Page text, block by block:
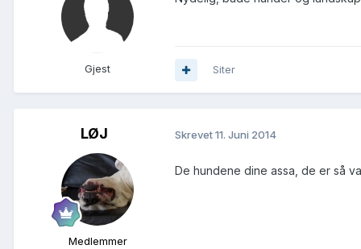
Gjest Siter
LØJ
Medlemmer
Skrevet11. Juni 2014
De hundene dine assa, de er så